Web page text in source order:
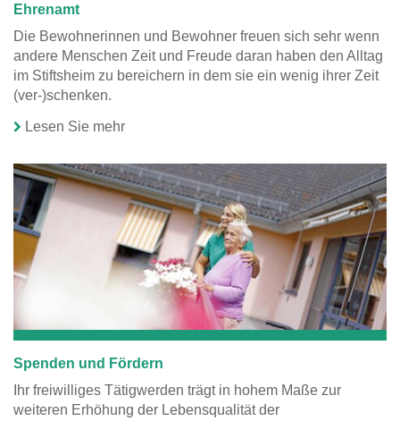
Ehrenamt
Die Bewohnerinnen und Bewohner freuen sich sehr wenn
andere Menschen Zeit und Freude daran haben den Alltag
im Stiftsheim zu bereichern in dem sie ein wenig ihrer Zeit
(ver-)schenken.
Lesen Sie mehr
Spenden und Fördern
Ihr freiwilliges Tätigwerden trägt in hohem Maße zur
weiteren Erhöhung der Lebensqualität der